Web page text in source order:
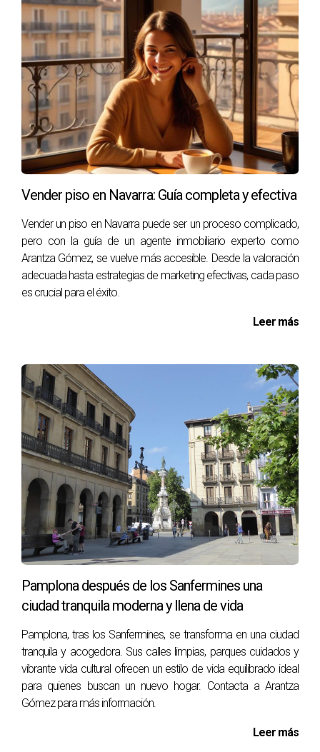
Si sientes que tu hogar merece ser mostrado en su mejor
luz, considera la posibilidad de trabajar con Arantza Gómez
y transformar la manera en que los posibles compradores
ven tu propiedad. Su conocimiento y compromiso pueden
marcar la diferencia entre una venta rápida y un proceso
largo y frustrante. No subestimes el poder de una buena
presentación: al final, cada detalle cuenta en la aventura de
vender tu hogar en Pamplona.
Vender piso en Navarra: Guía completa y efectiva
Vender un piso en Navarra puede ser un proceso complicado,
pero con la guía de un agente inmobiliario experto como
Arantza Gómez, se vuelve más accesible. Desde la valoración
adecuada hasta estrategias de marketing efectivas, cada paso
es crucial para el éxito.
Leer más
Pamplona después de los Sanfermines una
ciudad tranquila moderna y llena de vida
Pamplona, tras los Sanfermines, se transforma en una ciudad
tranquila y acogedora. Sus calles limpias, parques cuidados y
vibrante vida cultural ofrecen un estilo de vida equilibrado ideal
para quienes buscan un nuevo hogar. Contacta a Arantza
Gómez para más información.
Leer más